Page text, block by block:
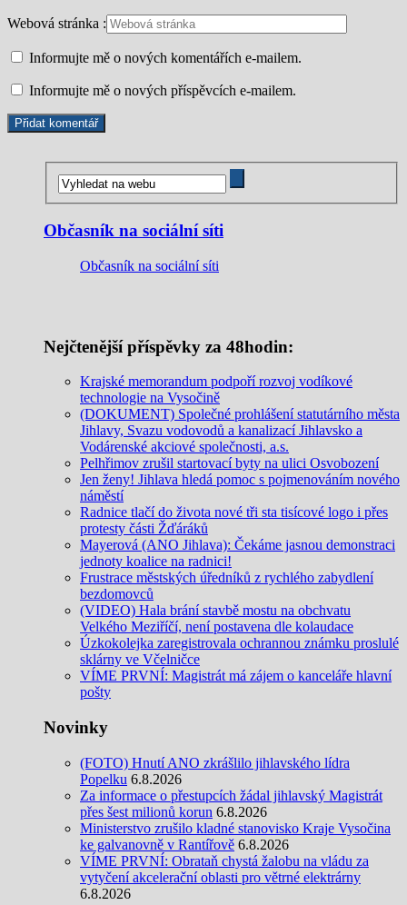
Webová stránka :
Informujte mě o nových komentářích e-mailem.
Informujte mě o nových příspěvcích e-mailem.
Občasník na sociální síti
Občasník na sociální síti
Nejčtenější příspěvky za 48hodin:
Krajské memorandum podpoří rozvoj vodíkové
technologie na Vysočině
(DOKUMENT) Společné prohlášení statutárního města
Jihlavy, Svazu vodovodů a kanalizací Jihlavsko a
Vodárenské akciové společnosti, a.s.
Pelhřimov zrušil startovací byty na ulici Osvobození
Jen ženy! Jihlava hledá pomoc s pojmenováním nového
náměstí
Radnice tlačí do života nové tři sta tisícové logo i přes
protesty části Žďáráků
Mayerová (ANO Jihlava): Čekáme jasnou demonstraci
jednoty koalice na radnici!
Frustrace městských úředníků z rychlého zabydlení
bezdomovců
(VIDEO) Hala brání stavbě mostu na obchvatu
Velkého Meziříčí, není postavena dle kolaudace
Úzkokolejka zaregistrovala ochrannou známku proslulé
sklárny ve Včelničce
VÍME PRVNÍ: Magistrát má zájem o kanceláře hlavní
pošty
Novinky
(FOTO) Hnutí ANO zkrášlilo jihlavského lídra
Popelku 6.8.2026
Za informace o přestupcích žádal jihlavský Magistrát
přes šest milionů korun 6.8.2026
Ministerstvo zrušilo kladné stanovisko Kraje Vysočina
ke galvanovně v Rantířově 6.8.2026
VÍME PRVNÍ: Obrataň chystá žalobu na vládu za
vytyčení akcelerační oblasti pro větrné elektrárny
6.8.2026